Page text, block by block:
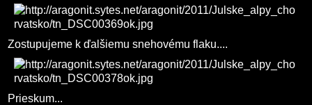
Zostupujeme k ďalšiemu snehovému flaku....
Prieskum...